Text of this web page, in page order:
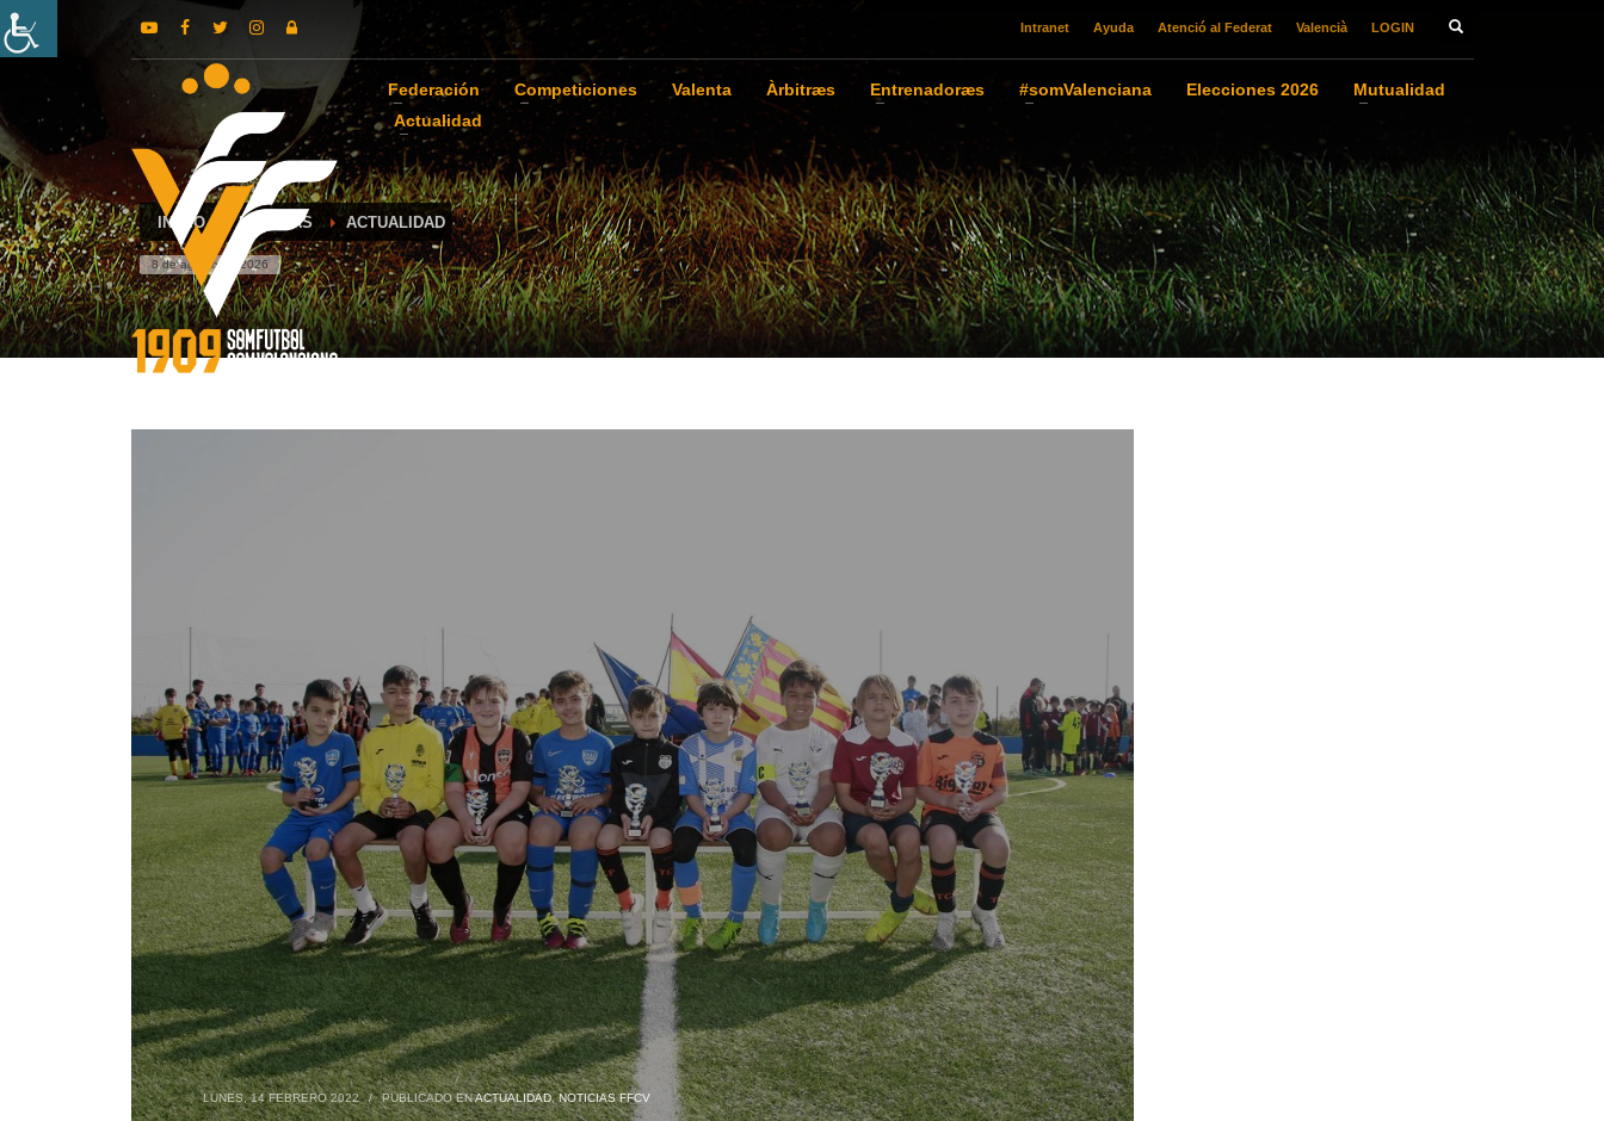
Intranet Ayuda Atenció al Federat Valencià LOGIN
Federación Competiciones Valenta Àrbitræs Entrenadoræs #somValenciana Elecciones 2026
Mutualidad
Actualidad
INICIO NOTICIAS ACTUALIDAD
8 de agosto de 2026
LUNES, 14 FEBRERO 2022 / PUBLICADO ENACTUALIDAD,NOTICIAS FFCV